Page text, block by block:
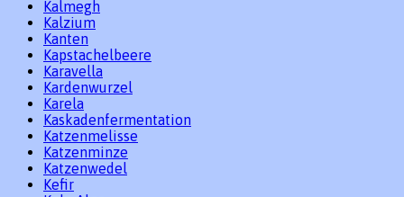
Kalmegh
Kalzium
Kanten
Kapstachelbeere
Karavella
Kardenwurzel
Karela
Kaskadenfermentation
Katzenmelisse
Katzenminze
Katzenwedel
Kefir